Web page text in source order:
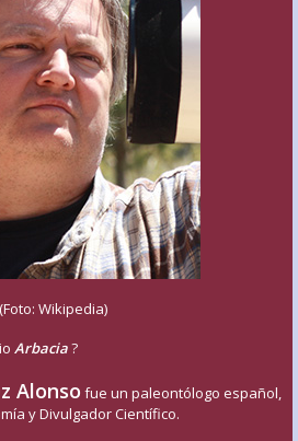
(Foto: Wikipedia)
Arbacia?
Alonso fue un paleontólogo español,
y Divulgador Científico.